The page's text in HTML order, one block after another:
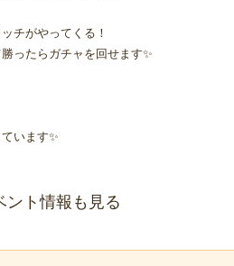
チがやってくる！
ったらガチャを回せます✨
います✨
ント情報も見る